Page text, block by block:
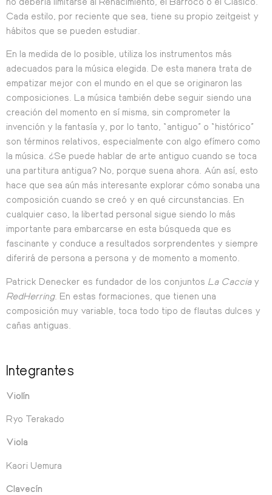
Cada estilo, por reciente que sea, tiene su propio zeitgeist y
hábitos que se pueden estudiar.
En la medida de lo posible, utiliza los instrumentos más
adecuados para la música elegida. De esta manera trata de
empatizar mejor con el mundo en el que se originaron las
composiciones. La música también debe seguir siendo una
creación del momento en sí misma, sin comprometer la
invención y la fantasía y, por lo tanto, “antiguo” o “histórico”
son términos relativos, especialmente con algo efímero como
la música. ¿Se puede hablar de arte antiguo cuando se toca
una partitura antigua? No, porque suena ahora. Aún así, esto
hace que sea aún más interesante explorar cómo sonaba una
composición cuando se creó y en qué circunstancias. En
cualquier caso, la libertad personal sigue siendo lo más
importante para embarcarse en esta búsqueda que es
fascinante y conduce a resultados sorprendentes y siempre
diferirá de persona a persona y de momento a momento.
Patrick Denecker es fundador de los conjuntos La Cacciay
RedHerring. En estas formaciones, que tienen una
composición muy variable, toca todo tipo de flautas dulces y
cañas antiguas.
Integrantes
Violín
Ryo Terakado
Viola
Kaori Uemura
Clavecín